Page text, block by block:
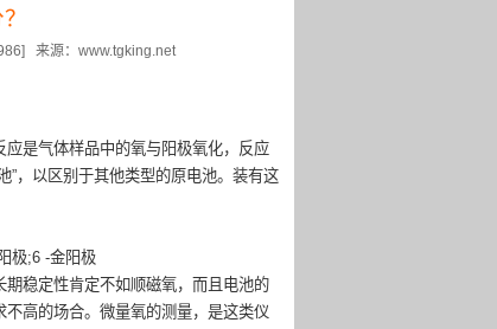
来源：www.tgking.net
是气体样品中的氧与阳极氧化，反应
”，以区别于其他类型的原电池。装有这
极;6 -金阳极
稳定性肯定不如顺磁氧，而且电池的
高的场合。微量氧的测量，是这类仪